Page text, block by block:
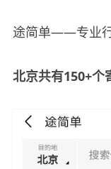
途简单——专业行
北京共有150+个